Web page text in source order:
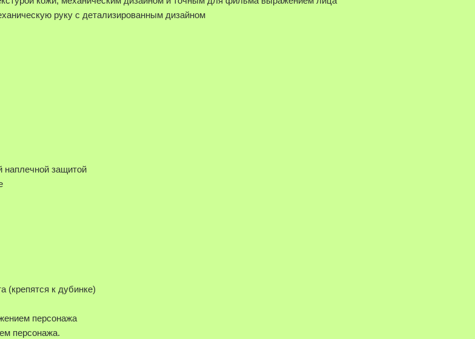
руку с детализированным дизайном
защитой
(крепятся к дубинке)
персонажа
персонажа.